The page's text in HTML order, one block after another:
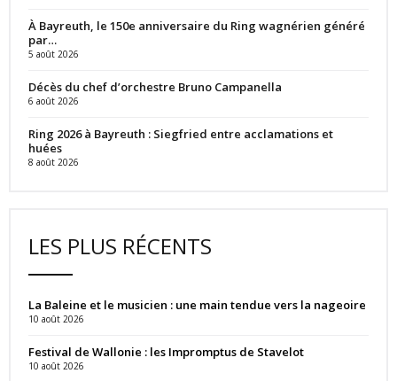
À Bayreuth, le 150e anniversaire du Ring wagnérien généré
par…
5 août 2026
Décès du chef d’orchestre Bruno Campanella
6 août 2026
Ring 2026 à Bayreuth : Siegfried entre acclamations et
huées
8 août 2026
LES PLUS RÉCENTS
La Baleine et le musicien : une main tendue vers la nageoire
10 août 2026
Festival de Wallonie : les Impromptus de Stavelot
10 août 2026